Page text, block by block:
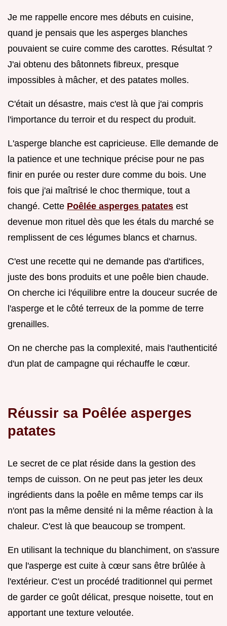
Je me rappelle encore mes débuts en cuisine,
quand je pensais que les asperges blanches
pouvaient se cuire comme des carottes. Résultat ?
J'ai obtenu des bâtonnets fibreux, presque
impossibles à mâcher, et des patates molles.
C'était un désastre, mais c'est là que j'ai compris
l'importance du terroir et du respect du produit.
L'asperge blanche est capricieuse. Elle demande de
la patience et une technique précise pour ne pas
finir en purée ou rester dure comme du bois. Une
fois que j'ai maîtrisé le choc thermique, tout a
changé. Cette Poêlée asperges patates est
devenue mon rituel dès que les étals du marché se
remplissent de ces légumes blancs et charnus.
C'est une recette qui ne demande pas d'artifices,
juste des bons produits et une poêle bien chaude.
On cherche ici l'équilibre entre la douceur sucrée de
l'asperge et le côté terreux de la pomme de terre
grenailles.
On ne cherche pas la complexité, mais l'authenticité
d'un plat de campagne qui réchauffe le cœur.
Réussir sa Poêlée asperges
patates
Le secret de ce plat réside dans la gestion des
temps de cuisson. On ne peut pas jeter les deux
ingrédients dans la poêle en même temps car ils
n'ont pas la même densité ni la même réaction à la
chaleur. C'est là que beaucoup se trompent.
En utilisant la technique du blanchiment, on s'assure
que l'asperge est cuite à cœur sans être brûlée à
l'extérieur. C'est un procédé traditionnel qui permet
de garder ce goût délicat, presque noisette, tout en
apportant une texture veloutée.